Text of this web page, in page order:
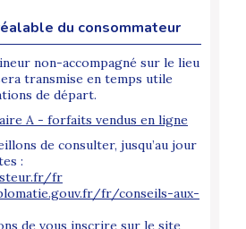
du consommateur
non-accompagné sur le lieu
transmise en temps utile
de départ.
A - forfaits vendus en ligne
de consulter, jusqu’au jour
:
fr
fr/conseils-aux-
de vous inscrire sur le site